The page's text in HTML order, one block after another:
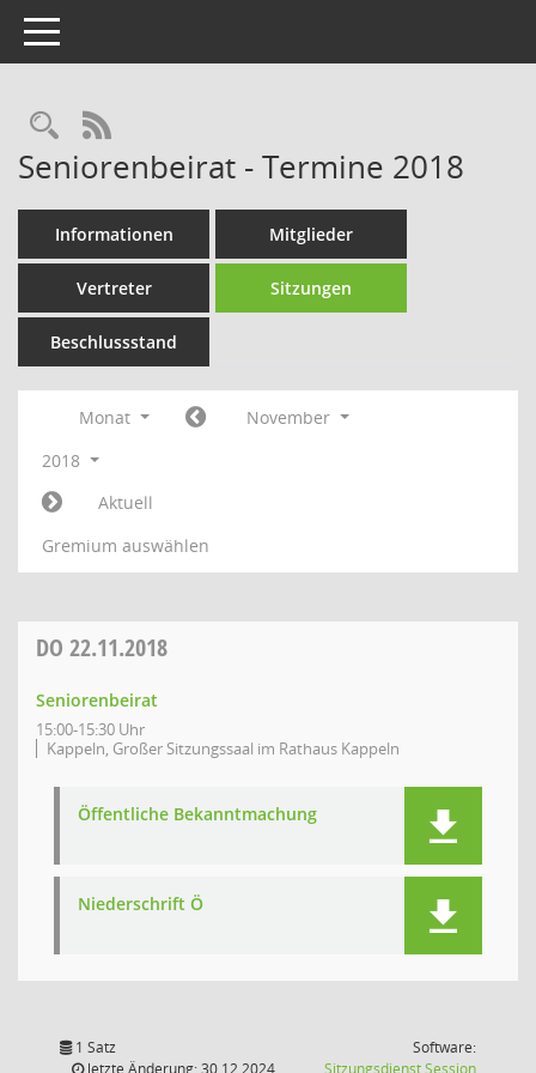
Toggle navigation
Rechercheauswahl
RSS-Feed
Seniorenbeirat - Termine 2018
Informationen Mitglieder
Vertreter Sitzungen
Beschlussstand
Monat
November
2018
Aktuell
Gremium auswählen
DO 22.11.2018
Seniorenbeirat
15:00-15:30 Uhr
Kappeln, Großer Sitzungssaal im Rathaus Kappeln
Öffentliche Bekanntmachung
Niederschrift Ö
1 Satz
letzte Änderung: 30.12.2024
Software:
SitzungsdienstSession(Wird in